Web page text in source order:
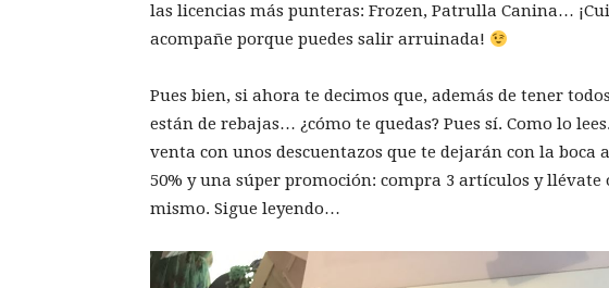
las licencias más punteras: Frozen, Patrulla Canina…
acompañe porque puedes salir arruinada!
Pues bien, si ahora te decimos que, además de tener
están de rebajas… ¿cómo te quedas? Pues sí. Como lo
venta con unos descuentazos que te dejarán con la
50% y una súper promoción: compra 3 artículos y llévate
mismo. Sigue leyendo…